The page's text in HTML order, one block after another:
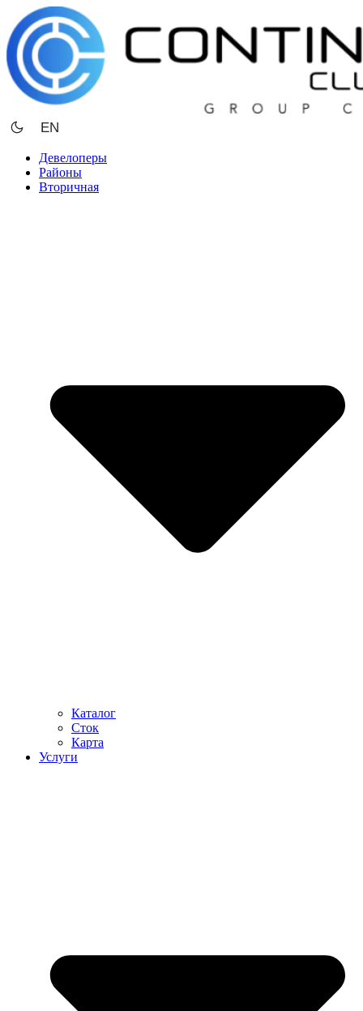
Перейти
содержимому
EN
Девелоперы
Районы
Вторичная
Каталог
Сток
Карта
Услуги